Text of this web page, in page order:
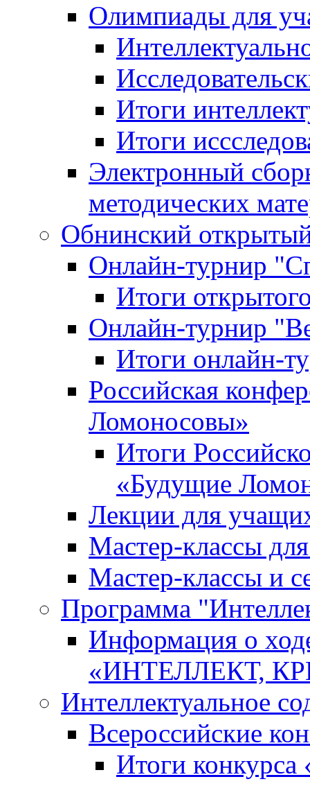
Олимпиады для
Итоги
Итоги
Электронный
методических
Обнинский
Онлайн-турнир
Итоги
Онлайн-турнир
Итоги онлайн-
Российская
Ломоносовы»
Итоги
«Будущие
Лекции для
Мастер-классы
Мастер-классы и
Программа
Информация о
«ИНТЕЛЛЕКТ,
Интеллектуальное
Всероссийские
Итоги конкурса